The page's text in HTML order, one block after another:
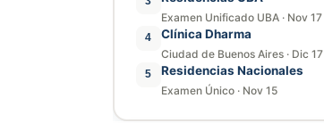
Examen Unificado UBA · Nov 17
4 Clínica Dharma
Ciudad de Buenos Aires · Dic 17
5 Residencias Nacionales
Examen Único · Nov 15